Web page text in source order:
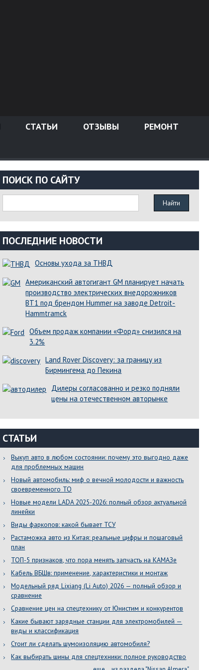
СТАТЬИ ОТЗЫВЫ
РЕМОНТ
ПОИСК ПО САЙТУ
ПОСЛЕДНИЕ НОВОСТИ
Основы ухода за ТНВД
Американский автогигант GM планирует начать
производство электрических внедорожников
BT1 под брендом Hummer на заводе Detroit-
Hammtramck
Объем продаж компании «Форд» снизился на
3.2%
Land Rover Dіscovery: за границу из
Бирмингема до Пекина
Дилеры согласованно и резко подняли
цены на отечественном авторынке
СТАТЬИ
Выкуп авто в любом состоянии: почему это выгодно даже
для проблемных машин
Новый автомобиль: миф о вечной молодости и важность
своевременного ТО
Новые модели LADA 2025-2026: полный обзор актуальной
линейки
Виды фаркопов: какой бывает ТСУ
Растаможка авто из Китая: реальные цифры и пошаговый
план
ТОП-5 признаков, что пора менять запчасть на КАМАЗе
Кабель ВБШв: применение, характеристики и монтаж
Модельный ряд Lixiang (Li Auto) 2026 — полный обзор и
сравнение
Сравнение цен на спецтехнику от Юнистим и конкурентов
Какие бывают зарядные станции для электромобилей —
виды и классификация
Стоит ли сделать шумоизоляцию автомобиля?
Как выбирать шины для спецтехники: полное руководство